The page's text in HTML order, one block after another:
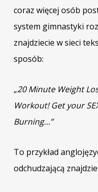
coraz więcej osób
system gimnastyki
znajdziecie w sieci
sposób:
„20 Minute Weight
Workout! Get your
Burning…”
To przykład
odchudzającą